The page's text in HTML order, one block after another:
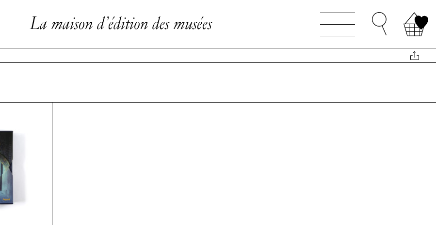
La maison d’édition des musées